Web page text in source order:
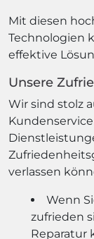
Mit diesen
Technologien
effektive
Unsere
Wir sind stolz
verlassen
Wenn
zufrieden
Reparatur